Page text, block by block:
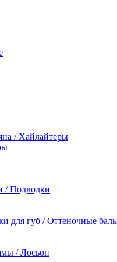
/ Хайлайтеры
/ Подводки
для губ / Оттеночные
/ Лосьон